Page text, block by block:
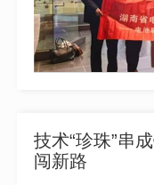
技术“珍珠”串
闯新路